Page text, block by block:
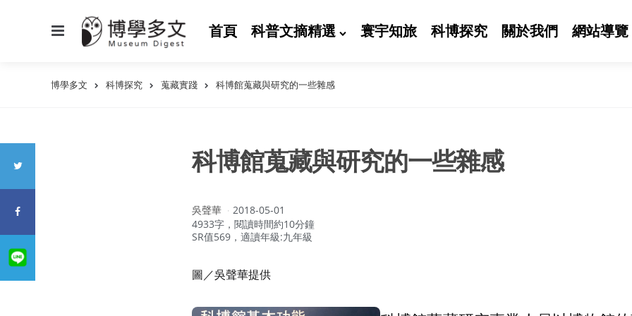
首頁 科普文摘精選 寰宇知旅 科博探究 關於我們 網站導覽
博學多文 科博探究 蒐藏實踐 科博館蒐藏與研究的一些雜感
科博館蒐藏與研究的一些雜感
作
者：
吳聲華
2018-05-01
4933字，閱讀時間約10分鐘
SR值569，適讀年級:九年級
圖／吳聲華提供